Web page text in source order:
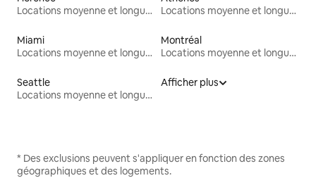
Locations moyenne et longue durée
Locations moyenne et longue durée
Miami
Locations moyenne et longue durée
Montréal
Locations moyenne et longue durée
Seattle
Locations moyenne et longue durée
Afficher plus
* Des exclusions peuvent s'appliquer en fonction des zones
géographiques et des logements.